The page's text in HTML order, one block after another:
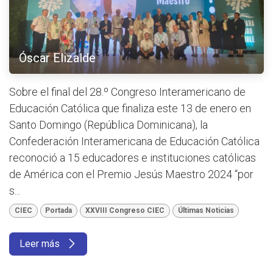
Óscar Elizalde
Sobre el final del 28.º Congreso Interamericano de
Educación Católica que finaliza este 13 de enero en
Santo Domingo (República Dominicana), la
Confederación Interamericana de Educación Católica
reconoció a 15 educadores e instituciones católicas
de América con el Premio Jesús Maestro 2024 “por
s...
CIEC Portada XXVIII Congreso CIEC Últimas Noticias
Leer más